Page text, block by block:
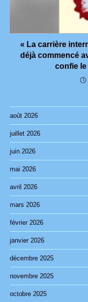
« La carrière
déjà commencé
confie
août 2026
juillet 2026
juin 2026
mai 2026
avril 2026
mars 2026
février 2026
janvier 2026
décembre 2025
novembre 2025
octobre 2025